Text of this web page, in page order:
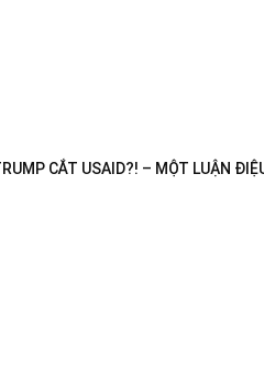
CẮT USAID?! – MỘT LUẬN